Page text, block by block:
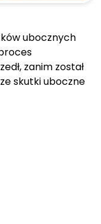
ubocznych
zanim został
skutki uboczne